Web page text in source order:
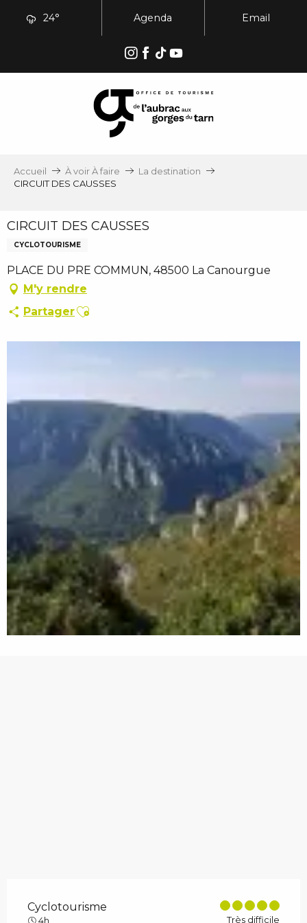
24° Agenda Email
Accueil À voir À faire
La destination
CIRCUIT DES CAUSSES
CIRCUIT DES CAUSSES
CYCLOTOURISME
PLACE DU PRE COMMUN, 48500 La Canourgue
M'y rendre
PartagerAjouter aux favoris
Cyclotourisme
4h Très difficile